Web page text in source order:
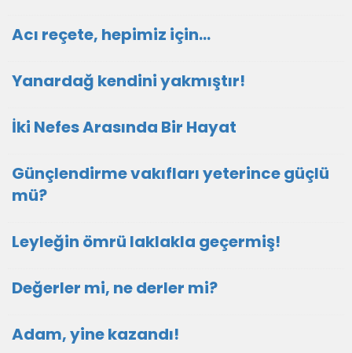
Acı reçete, hepimiz için...
Yanardağ kendini yakmıştır!
İki Nefes Arasında Bir Hayat
Günçlendirme vakıfları yeterince güçlü
mü?
Leyleğin ömrü laklakla geçermiş!
Değerler mi, ne derler mi?
Adam, yine kazandı!